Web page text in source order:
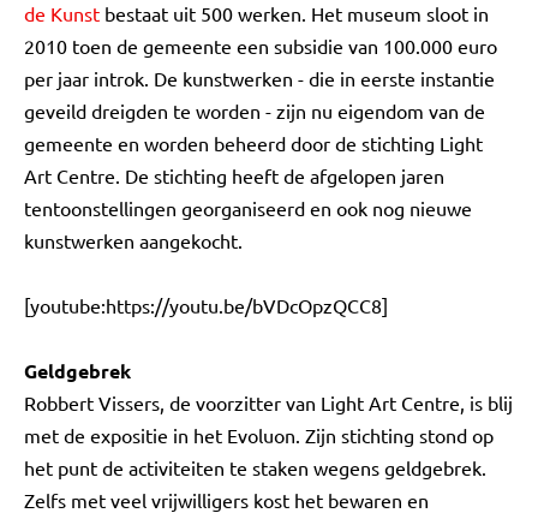
de Kunst bestaat uit 500 werken. Het museum sloot in
2010 toen de gemeente een subsidie van 100.000 euro
per jaar introk. De kunstwerken - die in eerste instantie
geveild dreigden te worden - zijn nu eigendom van de
gemeente en worden beheerd door de stichting Light
Art Centre. De stichting heeft de afgelopen jaren
tentoonstellingen georganiseerd en ook nog nieuwe
kunstwerken aangekocht.
[youtube:https://youtu.be/bVDcOpzQCC8]
Geldgebrek
Robbert Vissers, de voorzitter van Light Art Centre, is blij
met de expositie in het Evoluon. Zijn stichting stond op
het punt de activiteiten te staken wegens geldgebrek.
Zelfs met veel vrijwilligers kost het bewaren en